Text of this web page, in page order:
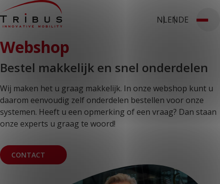
NLENDE
Stages
Home
Onze oplossingen
Rolstoelbussen
Vloersystemen
Stoelen
Voor wie
Openbaar vervoer
Taxibedrijven
Ombouwers
Over ons
Webshop
Bestel makkelijk en snel onderdelen
Wij maken het u graag makkelijk. In onze webshop kunt u
daarom eenvoudig zelf onderdelen bestellen voor onze
systemen. Heeft u een opmerking of een vraag? Dan staan
onze experts u graag te woord!
CONTACT